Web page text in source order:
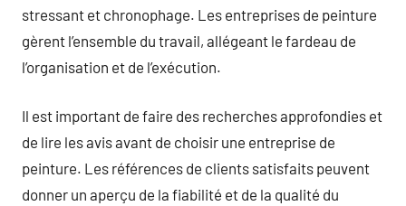
stressant et chronophage. Les entreprises de peinture
gèrent l’ensemble du travail, allégeant le fardeau de
l’organisation et de l’exécution.
Il est important de faire des recherches approfondies et
de lire les avis avant de choisir une entreprise de
peinture. Les références de clients satisfaits peuvent
donner un aperçu de la fiabilité et de la qualité du